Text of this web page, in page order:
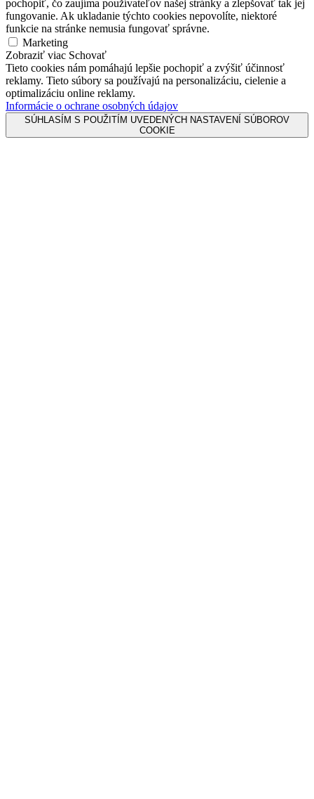
pochopiť, čo zaujíma používateľov našej stránky a zlepšovať tak jej
fungovanie. Ak ukladanie týchto cookies nepovolíte, niektoré
funkcie na stránke nemusia fungovať správne.
Marketing
Zobraziť viac Schovať
Tieto cookies nám pomáhajú lepšie pochopiť a zvýšiť účinnosť
reklamy. Tieto súbory sa používajú na personalizáciu, cielenie a
optimalizáciu online reklamy.
Informácie o ochrane osobných údajov
SÚHLASÍM S POUŽITÍM UVEDENÝCH NASTAVENÍ SÚBOROV
COOKIE